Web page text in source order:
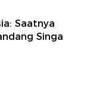
Saatnya
Singa